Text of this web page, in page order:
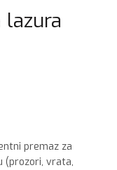
lazura
premaz za
(prozori, vrata,